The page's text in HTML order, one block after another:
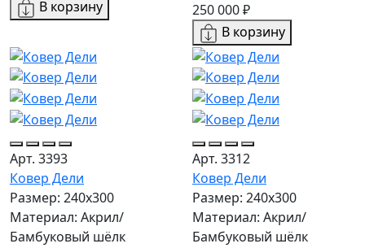
В корзину
250 000 ₽
В корзину
Арт. 3393
Ковер Дели
Размер: 240х300
Материал: Акрил/
Бамбуковый шёлк
Арт. 3312
Ковер Дели
Размер: 240х300
Материал: Акрил/
Бамбуковый шёлк